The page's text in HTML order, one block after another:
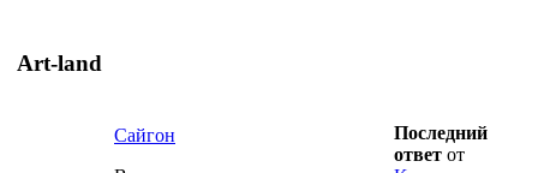
Art-land
Сайгон
Последний
ответ от